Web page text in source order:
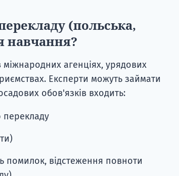
(польська,
навчання?
агенціях, урядових
Експерти можуть займати
обов'язків входить:
перекладу
помилок, відстеження повноти